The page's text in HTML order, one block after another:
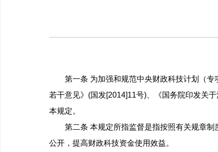
第一条 为加强和规范中央财政科技计划（专
若干意见》(国发[2014]11号)、《国务院印发关
本规定。
第二条 本规定所指监督是指按照有关规章制
公开，提高财政科技资金使用效益。